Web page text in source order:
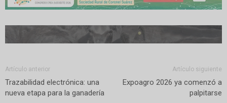
Artículo anterior
Trazabilidad electrónica: una
nueva etapa para la ganadería
Artículo siguiente
Expoagro 2026 ya comenzó a
palpitarse